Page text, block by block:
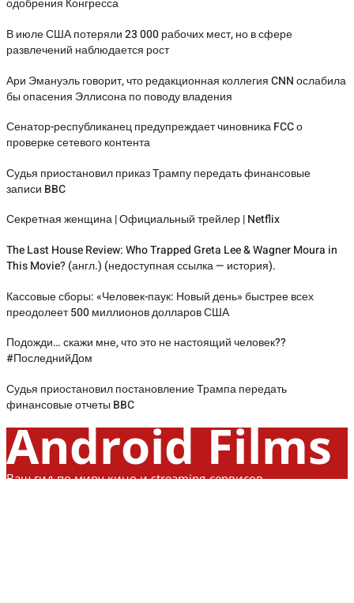
одобрения Конгресса
В июле США потеряли 23 000 рабочих мест, но в сфере
развлечений наблюдается рост
Ари Эмануэль говорит, что редакционная коллегия CNN ослабила
бы опасения Эллисона по поводу владения
Сенатор-республиканец предупреждает чиновника FCC о
проверке сетевого контента
Судья приостановил приказ Трампу передать финансовые
записи BBC
Секретная женщина | Официальный трейлер | Netflix
The Last House Review: Who Trapped Greta Lee & Wagner Moura in
This Movie? (англ.) (недоступная ссылка — история).
Кассовые сборы: «Человек-паук: Новый день» быстрее всех
преодолеет 500 миллионов долларов США
Подожди… скажи мне, что это не настоящий человек??
#ПоследнийДом
Судья приостановил постановление Трампа передать
финансовые отчеты BBC
Android Films
Ваш гид по миру кино и streaming-сервисов